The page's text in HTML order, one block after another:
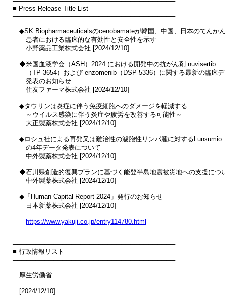
■ Press Release Title List
────────────────────────────────────
◆SK Biopharmaceuticalsのcenobamateが韓国、中国、日本のてんか
患者における臨床的な有効性と安全性を示す
小野薬品工業株式会社 [2024/12/10]
◆米国血液学会（ASH）2024 における開発中の抗がん剤 nuvisertib
（TP-3654）および enzomenib（DSP-5336）に関する最新の臨床
発表のお知らせ
住友ファーマ株式会社 [2024/12/10]
◆タウリンは炎症に伴う免疫細胞へのダメージを軽減する
～ウイルス感染に伴う炎症や疲労を改善する可能性～
大正製薬株式会社 [2024/12/10]
◆ロシュ社による再発又は難治性の濾胞性リンパ腫に対するLunsumio
の4年データ発表について
中外製薬株式会社 [2024/12/10]
◆石川県創造的復興プランに基づく能登半島地震被災地への支援につ
中外製薬株式会社 [2024/12/10]
◆「Human Capital Report 2024」発行のお知らせ
日本新薬株式会社 [2024/12/10]
https://www.yakuji.co.jp/entry114780.html
────────────────────────────────────
■ 行政情報リスト
────────────────────────────────────
厚生労働省
[2024/12/10]